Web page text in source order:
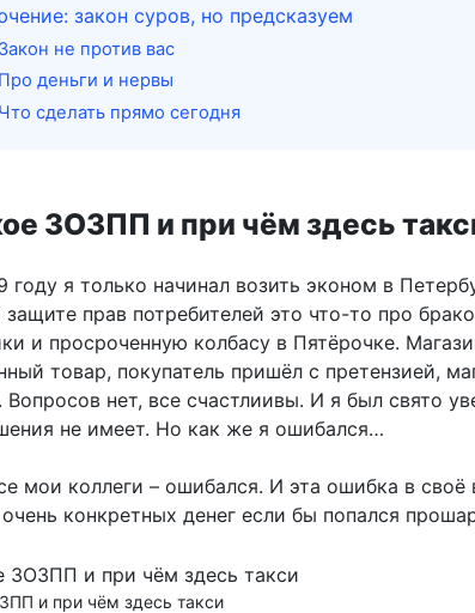
закон суров, но предсказуем
Закон не против вас
Про деньги и нервы
Что сделать прямо сегодня
ЗОЗПП и при чём здесь
году я только начинал возить эконом в
защите прав потребителей это что-то про
и просроченную колбасу в Пятёрочке.
товар, покупатель пришёл с претензией,
Вопросов нет, все счастлиивы. И я был свято
не имеет. Но как же я ошибался…
мои коллеги – ошибался. И эта ошибка в своё
конкретных денег если бы попался
и при чём здесь такси